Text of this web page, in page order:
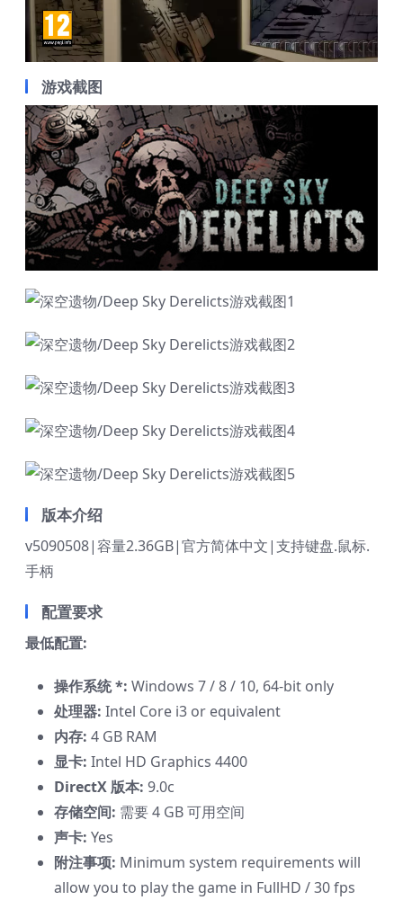
Video
游戏截图
版本介绍
v5090508|容量2.36GB|官方简体中文|支持键盘.鼠标.
手柄
配置要求
最低配置:
操作系统 *: Windows 7 / 8 / 10, 64-bit only
处理器: Intel Core i3 or equivalent
内存: 4 GB RAM
显卡: Intel HD Graphics 4400
DirectX 版本: 9.0c
存储空间: 需要 4 GB 可用空间
声卡: Yes
附注事项: Minimum system requirements will
allow you to play the game in FullHD / 30 fps